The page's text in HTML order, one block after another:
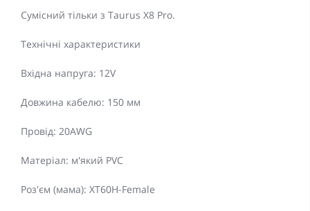
Сумісний тільки з Taurus X8 Pro.
Технічні характеристики
Вхідна напруга: 12V
Довжина кабелю: 150 мм
Провід: 20AWG
Матеріал: м'який PVC
Роз'єм (мама): XT60H-Female